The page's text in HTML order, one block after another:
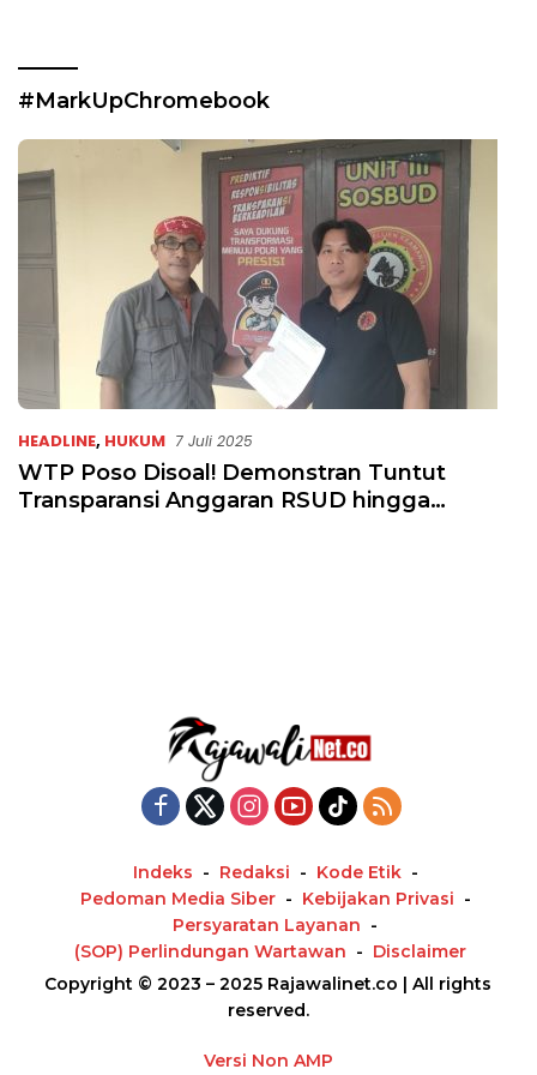
#MarkUpChromebook
HEADLINE, HUKUM 7 Juli 2025
WTP Poso Disoal! Demonstran Tuntut
Transparansi Anggaran RSUD hingga
Indeks Redaksi
Kode Etik
Pedoman Media Siber
Kebijakan Privasi
Persyaratan Layanan
(SOP) Perlindungan Wartawan
Disclaimer
Copyright © 2023 – 2025 Rajawalinet.co | All rights
reserved.
Versi Non AMP